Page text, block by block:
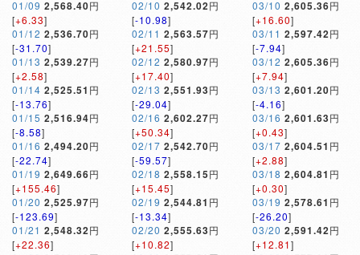
01/09 2,568.40円
[+6.33]
01/12 2,536.70円
[-31.70]
01/13 2,539.27円
[+2.58]
01/14 2,525.51 円
[-13.76]
01/15 2,516.94円
[-8.58]
01/16 2,494.20円
[-22.74]
01/19 2,649.66円
[+155.46]
01/20 2,525.97円
[-123.69]
01/21 2,548.32円
[+22.36]
02/10 2,542.02円
[-10.98]
02/11 2,563.57円
[+21.55]
02/12 2,580.97円
[+17.40]
02/13 2,551.93円
[-29.04]
02/16 2,602.27円
[+50.34]
02/17 2,542.70円
[-59.57]
02/18 2,558.15円
[+15.45]
02/19 2,544.81 円
[-13.34]
02/20 2,555.63円
[+10.82]
03/10 2,605.36円
[+16.60]
03/11 2,597.42円
[-7.94]
03/12 2,605.36円
[+7.94]
03/13 2,601.20円
[-4.16]
03/16 2,601.63円
[+0.43]
03/17 2,604.51 円
[+2.88]
03/18 2,604.81 円
[+0.30]
03/19 2,578.61 円
[-26.20]
03/20 2,591.42円
[+12.81]